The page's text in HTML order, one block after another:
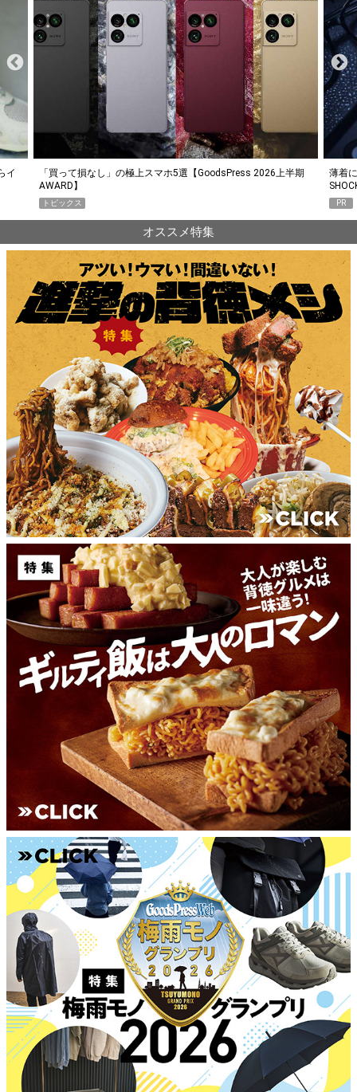
イ
「買って損なし」の極上スマホ5選【GoodsPress 2026上半期
AWARD】
トピックス
薄着
PR
オススメ特集